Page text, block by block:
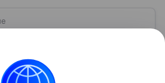
продукции важно
так как именно